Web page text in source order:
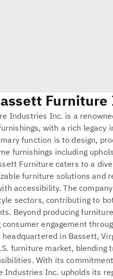
Industries Inc. is a
with a rich legacy
function is to design,
furnishings including
Furniture caters to a
furniture solutions and
accessibility. The
sectors, contributing to
Beyond producing
engagement
in Bassett,
furniture market,
With its
Industries Inc. upholds its